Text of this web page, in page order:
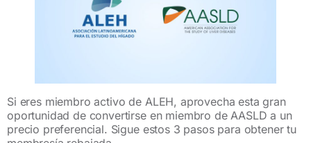
Si eres miembro activo de ALEH, aprovecha esta gran
oportunidad de convertirse en miembro de AASLD a un
precio preferencial. Sigue estos 3 pasos para obtener tu